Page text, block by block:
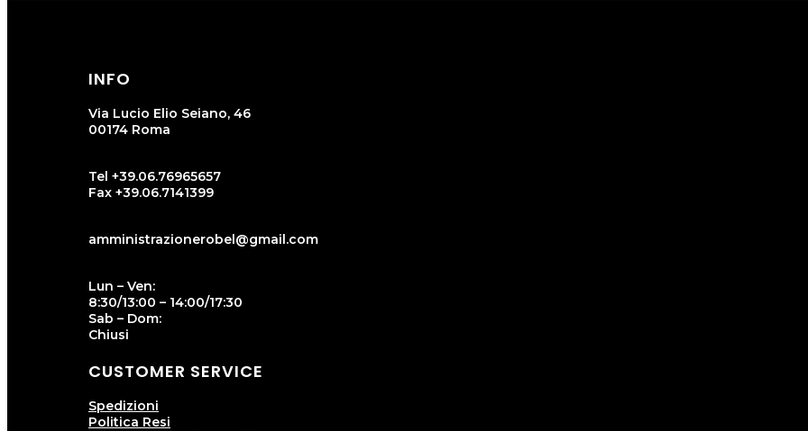
INFO
Via Lucio Elio Seiano, 46
00174 Roma
Tel +39.06.76965657
Fax +39.06.7141399
amministrazionerobel@gmail.com
Lun – Ven:
8:30/13:00 – 14:00/17:30
Sab – Dom:
Chiusi
CUSTOMER SERVICE
Spedizioni
Politica Resi